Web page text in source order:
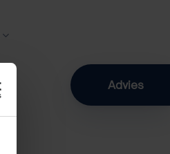
Advies